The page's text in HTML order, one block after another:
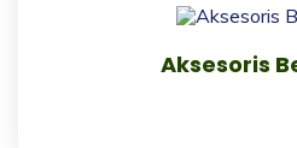
Aksesoris